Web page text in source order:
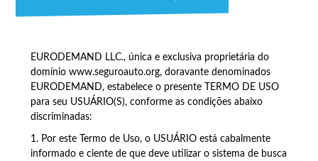
EURODEMAND LLC., única e exclusiva proprietária do
domínio www.seguroauto.org, doravante denominados
EURODEMAND, estabelece o presente TERMO DE USO
para seu USUÁRIO(S), conforme as condições abaixo
discriminadas:
1. Por este Termo de Uso, o USUÁRIO está cabalmente
informado e ciente de que deve utilizar o sistema de busca